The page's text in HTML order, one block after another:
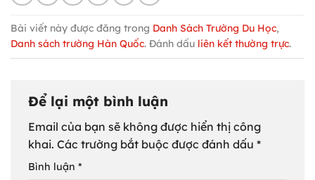
Bài viết này được đăng trong Danh Sách Trường Du Học,
Danh sách trường Hàn Quốc. Đánh dấu liên kết thường trực.
Để lại một bình luận
Email của bạn sẽ không được hiển thị công
khai. Các trường bắt buộc được đánh dấu *
Bình luận *